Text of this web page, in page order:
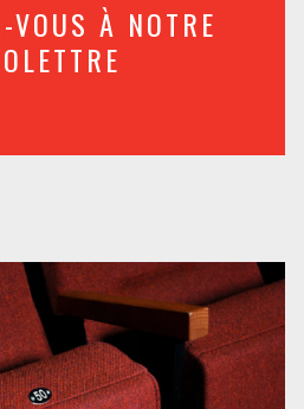
VOUS À NOTRE